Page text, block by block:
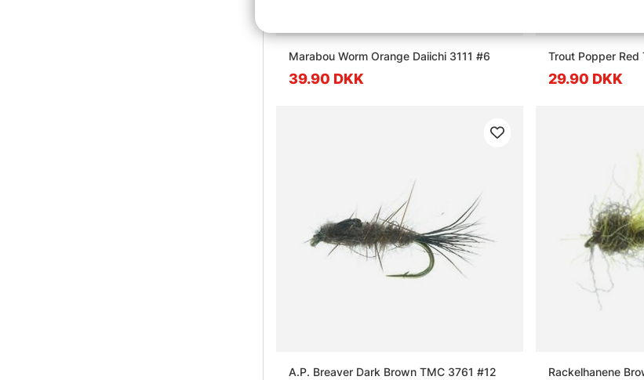
Marabou Worm Orange Daiichi 3111 #6
39.90 DKK
Trout Popper
29.90 DKK
A.P. Breaver Dark Brown TMC 3761 #12
Rackelhanene